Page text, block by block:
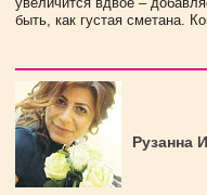
быть, как густая сметана.
Рузанна